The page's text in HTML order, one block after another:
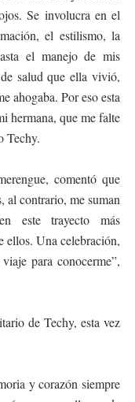
Se involucra en el
el estilismo, la
el manejo de mis
salud que ella vivió,
ahogaba. Por eso esta
hermana, que me falte
Techy.
comentó que
al contrario, me suman
este trayecto más
ellos. Una celebración,
para conocerme”,
de Techy, esta vez
y corazón siempre